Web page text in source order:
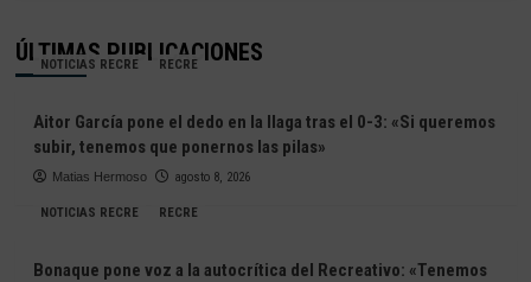
ÚLTIMAS PUBLICACIONES
NOTICIAS RECRE RECRE
Aitor García pone el dedo en la llaga tras el 0-3: «Si queremos
subir, tenemos que ponernos las pilas»
Matias Hermoso agosto 8, 2026
NOTICIAS RECRE RECRE
Bonaque pone voz a la autocrítica del Recreativo: «Tenemos